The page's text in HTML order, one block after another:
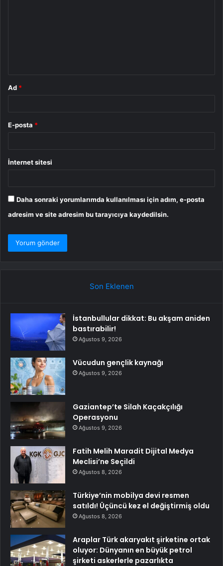
Ad *
E-posta *
İnternet sitesi
Daha sonraki yorumlarımda kullanılması için adım, e-posta
adresim ve site adresim bu tarayıcıya kaydedilsin.
Son Eklenen
İstanbullular dikkat: Bu akşam aniden
bastırabilir!
Ağustos 9, 2026
Vücudun gençlik kaynağı
Ağustos 9, 2026
Gaziantep’te Silah Kaçakçılığı
Operasyonu
Ağustos 9, 2026
Fatih Melih Maradit Dijital Medya
Meclisi’ne Seçildi
Ağustos 8, 2026
Türkiye’nin mobilya devi resmen
satıldı! Üçüncü kez el değiştirmiş oldu
Ağustos 8, 2026
Araplar Türk akaryakıt şirketine ortak
oluyor: Dünyanın en büyük petrol
şirketi askerlerle pazarlıkta